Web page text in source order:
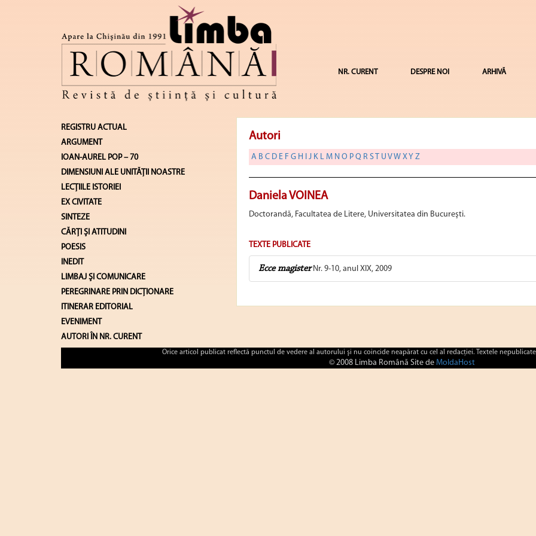
NR. CURENT DESPRE NOI ARHIVĂ
REGISTRU ACTUAL
ARGUMENT
IOAN-AUREL POP – 70
DIMENSIUNI ALE UNITĂŢII NOASTRE
LECŢIILE ISTORIEI
EX CIVITATE
SINTEZE
CĂRŢI ŞI ATITUDINI
POESIS
INEDIT
LIMBAJ ŞI COMUNICARE
PEREGRINARE PRIN DICȚIONARE
ITINERAR EDITORIAL
EVENIMENT
AUTORI ÎN NR. CURENT
Autori
A B C D E F G H J K L M N O P Q R ST U VW XY Z
Daniela VOINEA
Doctorandă, Facultatea de Litere, Universitatea din Bucureşti.
TEXTE PUBLICATE
Ecce magisterNr. 9-10, anul XIX, 2009
Orice articol publicat reflectă punctul de vedere al autorului şi nu coincide neapărat cu cel al redacţiei. Textele
© 2008 Limba Română Site de MoldaHost